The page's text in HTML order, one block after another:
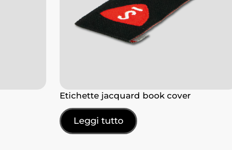
Etichette jacquard book cover
Leggi tutto